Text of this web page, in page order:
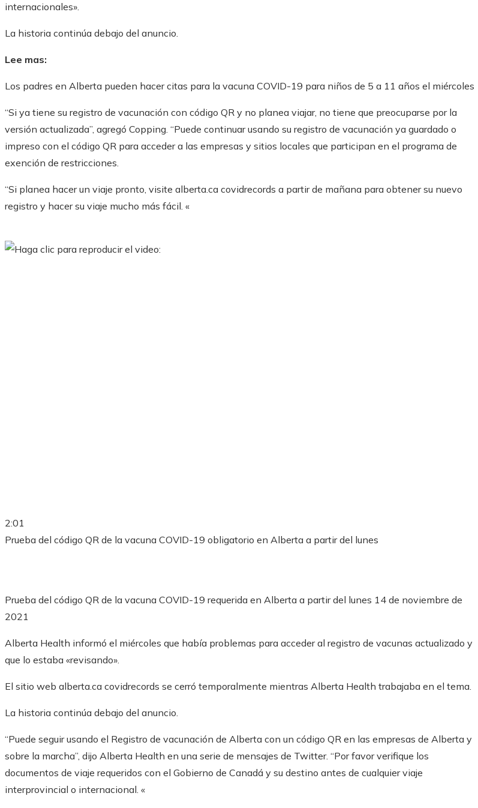
internacionales».
La historia continúa debajo del anuncio.
Lee mas:
Los padres en Alberta pueden hacer citas para la vacuna COVID-19 para niños de 5 a 11 años el miércoles
“Si ya tiene su registro de vacunación con código QR y no planea viajar, no tiene que preocuparse por la
versión actualizada”, agregó Copping. “Puede continuar usando su registro de vacunación ya guardado o
impreso con el código QR para acceder a las empresas y sitios locales que participan en el programa de
exención de restricciones.
“Si planea hacer un viaje pronto, visite alberta.ca covidrecords a partir de mañana para obtener su nuevo
registro y hacer su viaje mucho más fácil. «
2:01
Prueba del código QR de la vacuna COVID-19 obligatorio en Alberta a partir del lunes
Prueba del código QR de la vacuna COVID-19 requerida en Alberta a partir del lunes 14 de noviembre de
2021
Alberta Health informó el miércoles que había problemas para acceder al registro de vacunas actualizado y
que lo estaba «revisando».
El sitio web alberta.ca covidrecords se cerró temporalmente mientras Alberta Health trabajaba en el tema.
La historia continúa debajo del anuncio.
“Puede seguir usando el Registro de vacunación de Alberta con un código QR en las empresas de Alberta y
sobre la marcha”, dijo Alberta Health en una serie de mensajes de Twitter. “Por favor verifique los
documentos de viaje requeridos con el Gobierno de Canadá y su destino antes de cualquier viaje
interprovincial o internacional. «